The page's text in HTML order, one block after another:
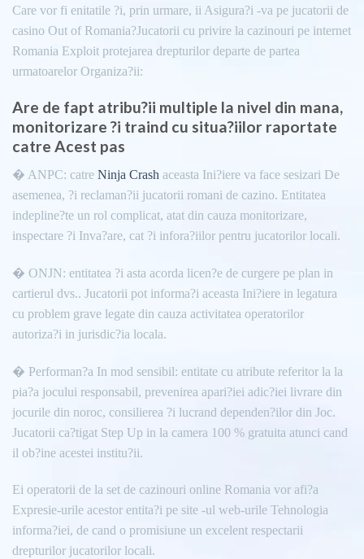
Care vor fi enitatile ?i, prin urmare, ii Asigura?i -va pe jucatorii de
casino Out of Romania?Jucatorii cu privire la cazinouri pe internet
Romania Exploit protejarea drepturilor departe de partea
urmatoarelor Organiza?ii:
Are de fapt atribu?ii multiple la nivel din mana,
monitorizare ?i traind cu situa?iilor raportate
catre Acest pas
� ANPC: catre Ninja Crash aceasta Ini?iere va face sesizari De
asemenea, ?i reclaman?ii jucatorii romani de cazino. Entitatea
indepline?te un rol complicat, atat din cauza monitorizare,
inspectare ?i Inva?are, cat ?i infora?iilor pentru jucatorilor locali.
� ONJN: entitatea ?i asta acorda licen?e de curgere pe plan in
cartierul dvs.. Jucatorii pot informa?i aceasta Ini?iere in legatura
cu problem grave legate din cauza activitatea operatorilor
autoriza?i in jurisdic?ia locala.
� Performan?a In mod sensibil: entitate cu atribute referitor la la
pia?a jocului responsabil, prevenirea apari?iei adic?iei livrare din
jocurile din noroc, consilierea ?i lucrand dependen?ilor din Joc.
Jucatorii ca?tigat Step Up in la camera 100 % gratuita atunci cand
il ob?ine acestei institu?ii.
Ei operatorii de la set de cazinouri online Romania vor afi?a
Expresie-urile acestor entita?i pe site -ul web-urile Tehnologia
informa?iei, de cand o promisiune un excelent respectarii
drepturilor jucatorilor locali.